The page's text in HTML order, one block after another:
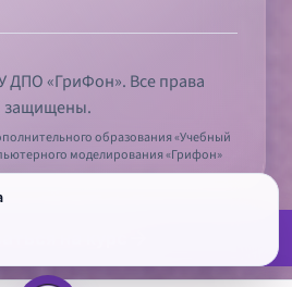
на курс
ДПО «ГриФон». Все права
защищены.
образования «Учебный
моделирования «Грифон»